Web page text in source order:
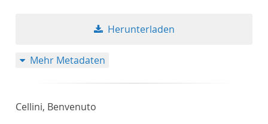
20
Herunterladen
Mehr Metadaten
Cellini, Benvenuto